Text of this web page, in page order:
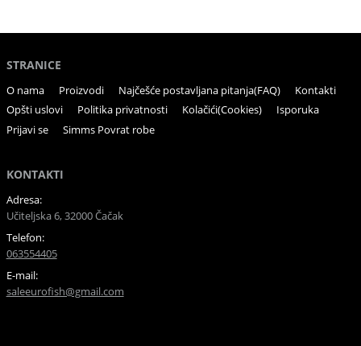
STRANICE
O nama Proizvodi Najčešće postavljana pitanja(FAQ)
Kontakti
Opšti uslovi
Politika privatnosti Kolačići(Cookies)
Isporuka
Prijavi se
Simms Povrat robe
KONTAKTI
Adresa:
Učiteljska 6, 32000 Čačak
Telefon:
063554405
E-mail:
saleeurofish@gmail.com